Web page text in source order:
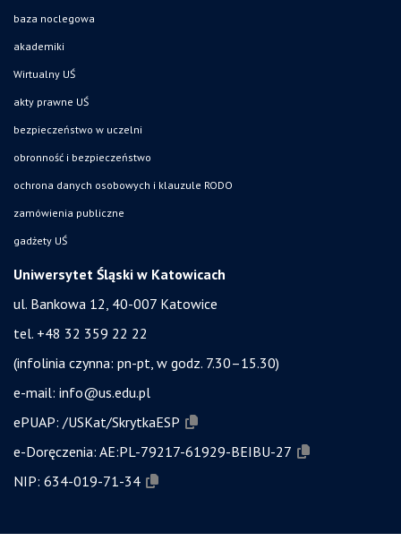
baza noclegowa
akademiki
Wirtualny UŚ
akty prawne UŚ
bezpieczeństwo w uczelni
obronność i bezpieczeństwo
ochrona danych osobowych i klauzule RODO
zamówienia publiczne
gadżety UŚ
Uniwersytet Śląski w Katowicach
ul. Bankowa 12, 40-007 Katowice
tel. +48 32 359 22 22
(infolinia czynna: pn-pt, w godz. 7.30–15.30)
e-mail: info@us.edu.pl
ePUAP: /USKat/SkrytkaESP
e-Doręczenia: AE:PL-79217-61929-BEIBU-27
NIP: 634-019-71-34